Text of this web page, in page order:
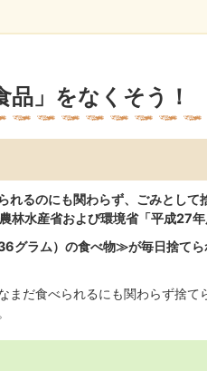
」をなくそう！
れるのにも関わらず、ごみとして
林水産省および環境省「平成27年
グラム）の食べ物≫が毎日捨てら
だ食べられるにも関わらず捨て